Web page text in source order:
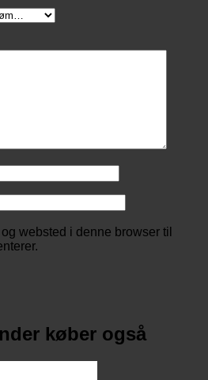
websted i denne browser til
køber også